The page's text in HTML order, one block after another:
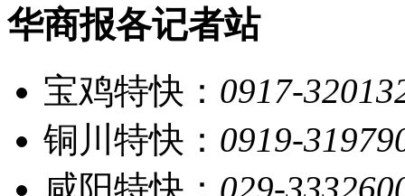
华商报各记者站
宝鸡特快： 0917-
铜川特快： 0919-
咸阳特快： 029-